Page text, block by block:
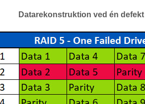
Datarekonstruktion ved én